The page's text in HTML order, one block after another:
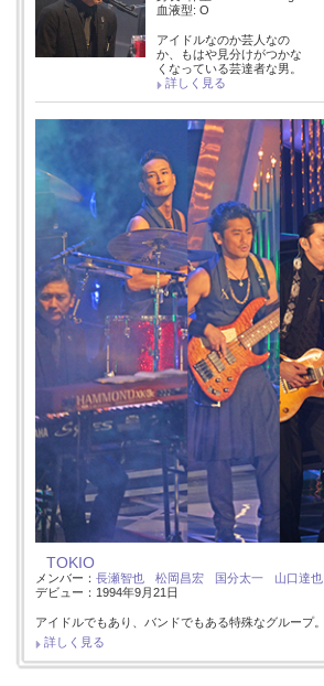
血液型: O
アイドルなのか芸人なの
か、もはや見分けがつかな
くなっている芸達者な男。
詳しく見る
TOKIO
メンバー： 長瀬智也 松岡昌宏 国分太一 山口達也
デビュー：1994年9月21日
アイドルでもあり、バンドでもある特殊なグループ。
詳しく見る